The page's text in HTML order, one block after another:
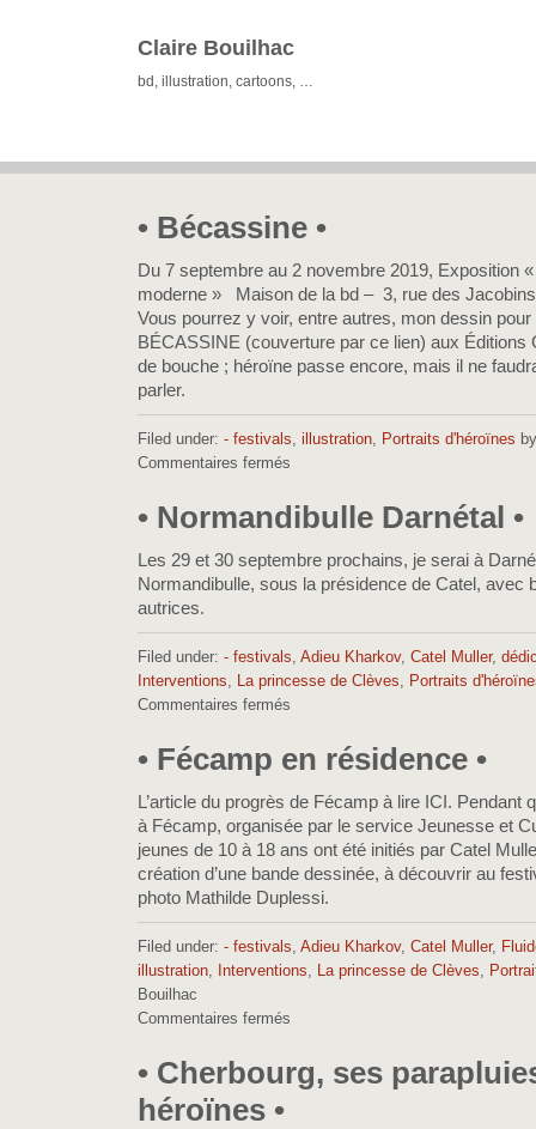
Claire Bouilhac
bd, illustration, cartoons, …
• Bécassine •
Du 7 septembre au 2 novembre 2019, Exposition
moderne » Maison de la bd – 3, rue des
Vous pourrez y voir, entre autres, mon dessin
BÉCASSINE (couverture par ce lien) aux Éditions
de bouche ; héroïne passe encore, mais il ne
parler.
Filed under: - festivals, illustration, Portraits d'héroïnes
Commentaires fermés
Bécassine
• Normandibulle Darnétal •
Les 29 et 30 septembre prochains, je serai à
Normandibulle, sous la présidence de Catel, avec
autrices.
Filed under: - festivals, Adieu Kharkov, Catel Muller,
Interventions, La princesse de Clèves, Portraits
Commentaires fermés
Normandibulle
Darnétal
• Fécamp en résidence •
L’article du progrès de Fécamp à lire ICI. Pendant
à Fécamp, organisée par le service Jeunesse et
jeunes de 10 à 18 ans ont été initiés par Catel
création d’une bande dessinée, à découvrir au
photo Mathilde Duplessi.
Filed under: - festivals, Adieu Kharkov, Catel Muller,
illustration, Interventions, La princesse de Clèves,
Bouilhac
Commentaires fermés
en
• Cherbourg, ses
héroïnes •